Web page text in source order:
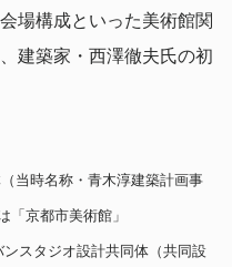
場構成といった美術館関
建築家・西澤徹夫氏の初
当時名称・青木淳建築計画事
「京都市美術館」
スタジオ設計共同体（共同設